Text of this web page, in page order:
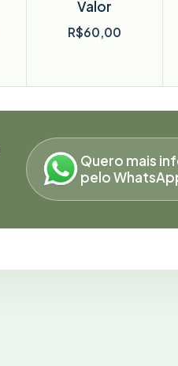
Valor
R$60,00
Quero mais
pelo